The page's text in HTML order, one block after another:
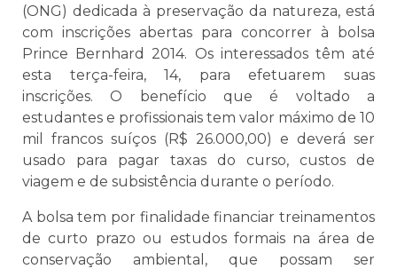
(ONG) dedicada à preservação da natureza, está
com inscrições abertas para concorrer à bolsa
Prince Bernhard 2014. Os interessados têm até
esta terça-feira, 14, para efetuarem suas
inscrições. O benefício que é voltado a
estudantes e profissionais tem valor máximo de 10
mil francos suíços (R$ 26.000,00) e deverá ser
usado para pagar taxas do curso, custos de
viagem e de subsistência durante o período.
A bolsa tem por finalidade financiar treinamentos
de curto prazo ou estudos formais na área de
conservação ambiental, que possam ser